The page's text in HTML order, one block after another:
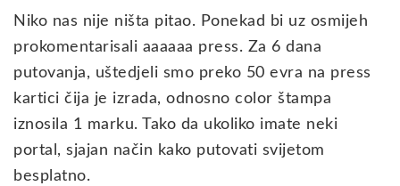
Niko nas nije ništa pitao. Ponekad bi uz osmijeh
prokomentarisali aaaaaa press. Za 6 dana
putovanja, uštedjeli smo preko 50 evra na press
kartici čija je izrada, odnosno color štampa
iznosila 1 marku. Tako da ukoliko imate neki
portal, sjajan način kako putovati svijetom
besplatno.